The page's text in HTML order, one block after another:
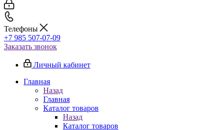
Телефоны
+7 985 507-07-09
Заказать звонок
Личный кабинет
Главная
Назад
Главная
Каталог товаров
Назад
Каталог товаров